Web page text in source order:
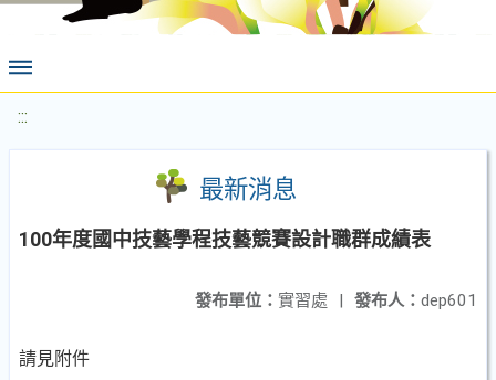
:::
最新消息
100年度國中技藝學程技藝競賽設計職群成績表
發布人： dep601
發布單位： 實習處 |
請見附件